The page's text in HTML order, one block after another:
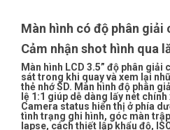
Màn hình có độ phân giải
Cảm nhận shot hình qua
Màn hình LCD 3.5” độ phân
sát trong khi quay và xem lại
thẻ nhớ SD. Màn hình độ phân
lệ 1:1 giúp dễ dàng lấy nét
Camera status hiển thị ở phía
tình trạng ghi hình, góc màn
lapse, cách thiết lập khẩu độ,